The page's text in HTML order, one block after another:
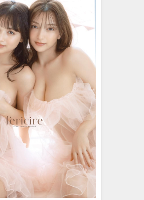
写真集PV
- 【#櫻井音
イセンのオト
Sakurai（2023
プレ
週刊プレイボ
り
篠崎愛【4K】（2023年08
日） | 4K UPSCALING
んより
08/25/2023